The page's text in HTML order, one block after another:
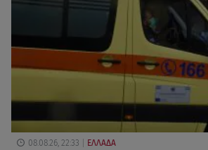
08.08.26, 22:33 ΕΛΛΑΔΑ